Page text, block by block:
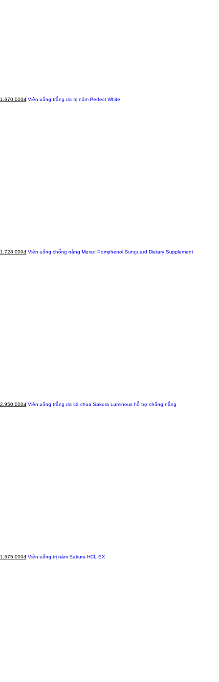
1.670.000đ Viên uống trắng da trị nám Perfect White
1.728.000đ Viên uống chống nắng Murad Pomphenol Sunguard Dietary Supplement
2.950.000đ Viên uống trắng da cà chua Sakura Luminous hỗ trợ chống nắng
1.575.000đ Viên uống trị nám Sakura HCL EX